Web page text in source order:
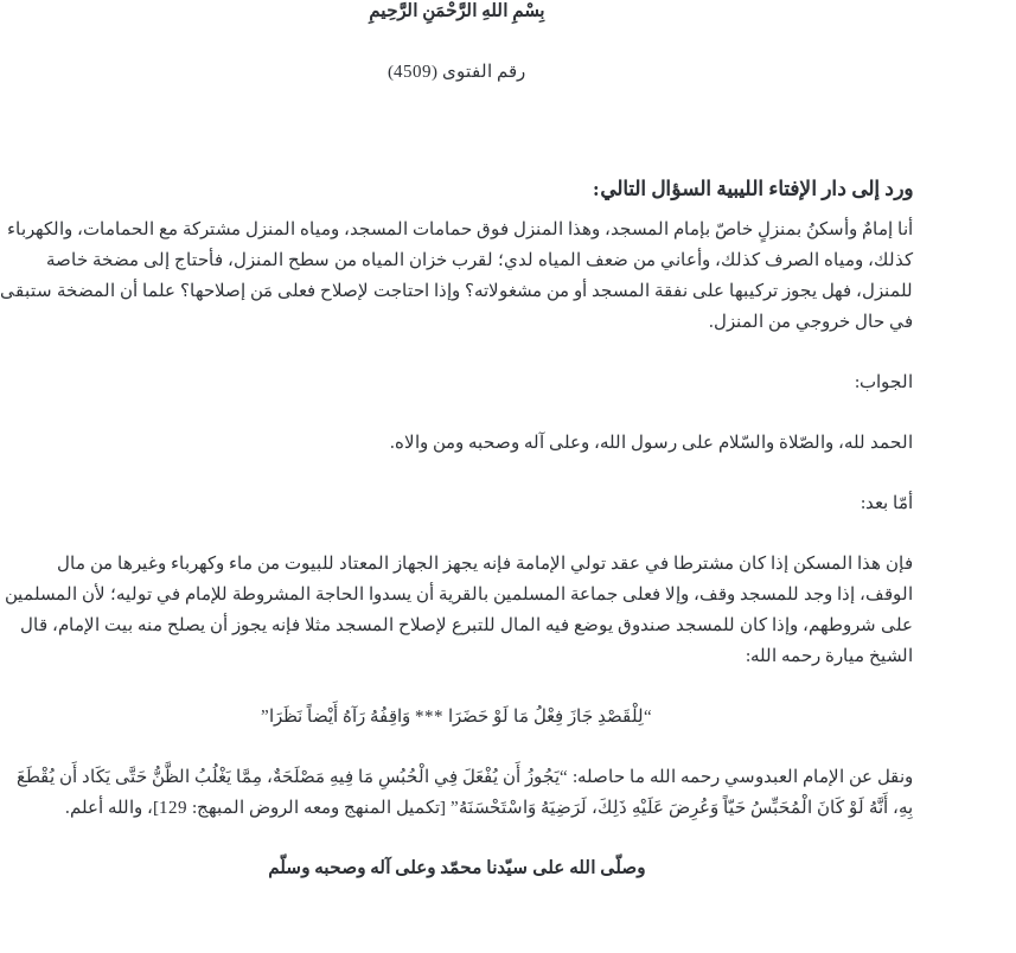
بِسْمِ اللهِ الرَّحْمَنِ الرَّحِيمِ
رقم الفتوى (4509)
ورد إلى دار الإفتاء الليبية السؤال التالي:
أنا إمامٌ وأسكنُ بمنزلٍ خاصّ بإمام المسجد، وهذا المنزل فوق حمامات المسجد، ومياه المنزل مشتركة مع الحمامات، والكهرباء
كذلك، ومياه الصرف كذلك، وأعاني من ضعف المياه لدي؛ لقرب خزان المياه من سطح المنزل، فأحتاج إلى مضخة خاصة
للمنزل، فهل يجوز تركيبها على نفقة المسجد أو من مشغولاته؟ وإذا احتاجت لإصلاح فعلى مَن إصلاحها؟ علما أن المضخة ستبقى
في حال خروجي من المنزل.
الجواب:
الحمد لله، والصّلاة والسّلام على رسول الله، وعلى آله وصحبه ومن والاه.
أمّا بعد:
فإن هذا المسكن إذا كان مشترطا في عقد تولي الإمامة فإنه يجهز الجهاز المعتاد للبيوت من ماء وكهرباء وغيرها من مال
الوقف، إذا وجد للمسجد وقف، وإلا فعلى جماعة المسلمين بالقرية أن يسدوا الحاجة المشروطة للإمام في توليه؛ لأن المسلمين
على شروطهم، وإذا كان للمسجد صندوق يوضع فيه المال للتبرع لإصلاح المسجد مثلا فإنه يجوز أن يصلح منه بيت الإمام، قال
الشيخ ميارة رحمه الله:
“لِلْقَصْدِ جَازَ فِعْلُ مَا لَوْ حَضَرَا *** وَاقِفُهُ رَآهُ أَيْضاً نَظَرَا”
ونقل عن الإمام العبدوسي رحمه الله ما حاصله: “يَجُوزُ أَن يُفْعَلَ فِي الْحُبُسِ مَا فِيهِ مَصْلَحَةٌ، مِمَّا يَغْلُبُ الظَّنُّ حَتَّى يَكَاد أَن يُقْطَعَ
بِهِ، أَنَّهُ لَوْ كَانَ الْمُحَبِّسُ حَيّاً وَعُرِضَ عَلَيْهِ ذَلِكَ، لَرَضِيَهُ وَاسْتَحْسَنَهُ” [تكميل المنهج ومعه الروض المبهج: 129]، والله أعلم.
وصلّى الله على سيّدنا محمّد وعلى آله وصحبه وسلّم